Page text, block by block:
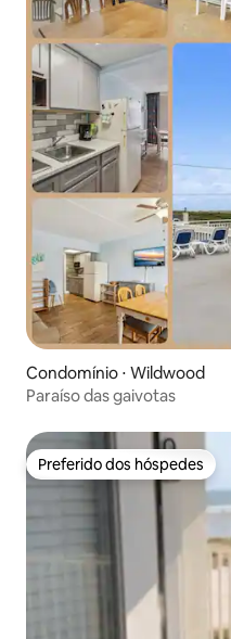
Condomínio ⋅ Wildwood
Paraíso das gaivotas
Preferido dos hóspedes
Preferido dos hóspedes